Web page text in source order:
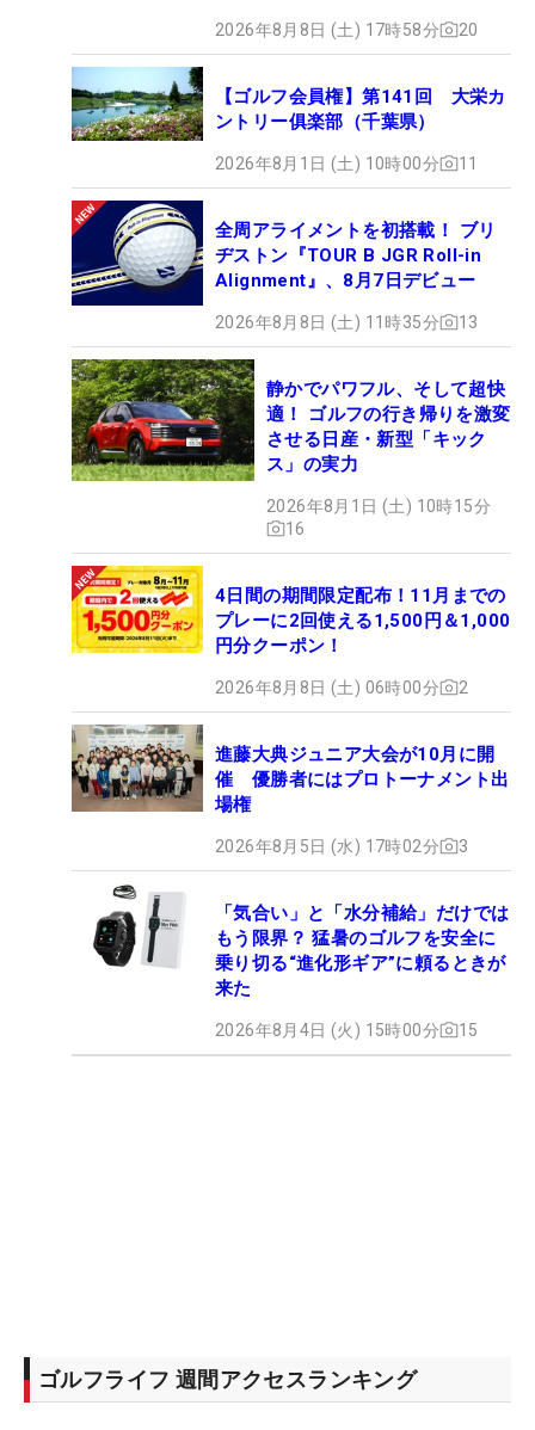
2026年8月8日 (土) 17時58分 20
【ゴルフ会員権】第141回 大栄カ
ントリー俱楽部（千葉県）
2026年8月1日 (土) 10時00分 11
全周アライメントを初搭載！ ブリ
ヂストン『TOUR B JGR Roll-in
Alignment』、8月7日デビュー
2026年8月8日 (土) 11時35分 13
静かでパワフル、そして超快
適！ ゴルフの行き帰りを激変
させる日産・新型「キック
ス」の実力
2026年8月1日 (土) 10時15分
16
4日間の期間限定配布！11月までの
プレーに2回使える1,500円＆1,000
円分クーポン！
2026年8月8日 (土) 06時00分 2
進藤大典ジュニア大会が10月に開
催 優勝者にはプロトーナメント出
場権
2026年8月5日 (水) 17時02分 3
「気合い」と「水分補給」だけでは
もう限界？ 猛暑のゴルフを安全に
乗り切る“進化形ギア”に頼るときが
来た
2026年8月4日 (火) 15時00分 15
ゴルフライフ 週間アクセスランキング